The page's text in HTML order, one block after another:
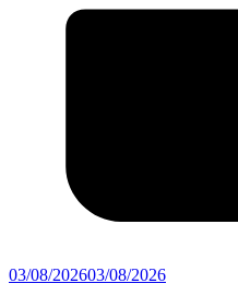
03/08/202603/08/2026